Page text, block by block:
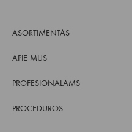
ASORTIMENTAS
APIE MUS
PROFESIONALAMS
PROCEDŪROS